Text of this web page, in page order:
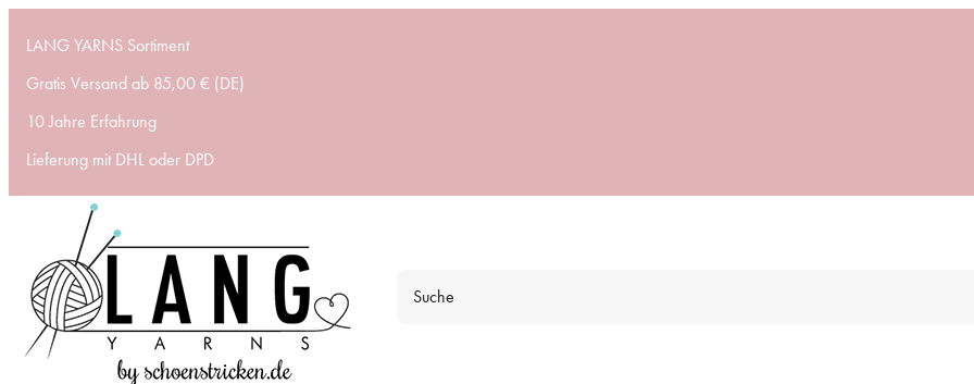
LANG YARNS Sortiment
Gratis Versand ab 85,00 € (DE)
10 Jahre Erfahrung
Lieferung mit DHL oder DPD